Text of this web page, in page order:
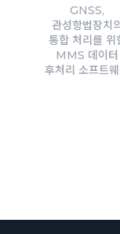
GNSS,
관성항법장치
통합 처리를 위
MMS 데이터
후처리 소프트